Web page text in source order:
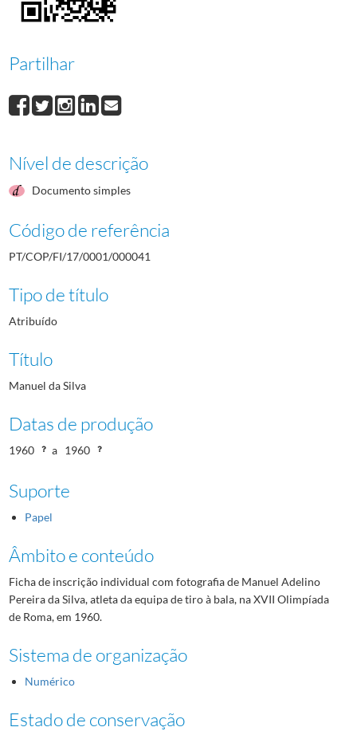
000042António Tavares
000043 Rogério Tavares
000045
(...)
Partilhar
Nível de descrição
Documento simples
Código de referência
PT/COP/FI/17/0001/000041
Tipo de título
Atribuído
Título
Manuel da Silva
Datas de produção
1960 a 1960
Suporte
Papel
Âmbito e conteúdo
Ficha de inscrição individual com fotografia de Manuel Adelino
Pereira da Silva, atleta da equipa de tiro à bala, na XVII Olimpíada
de Roma, em 1960.
Sistema de organização
Numérico
Estado de conservação